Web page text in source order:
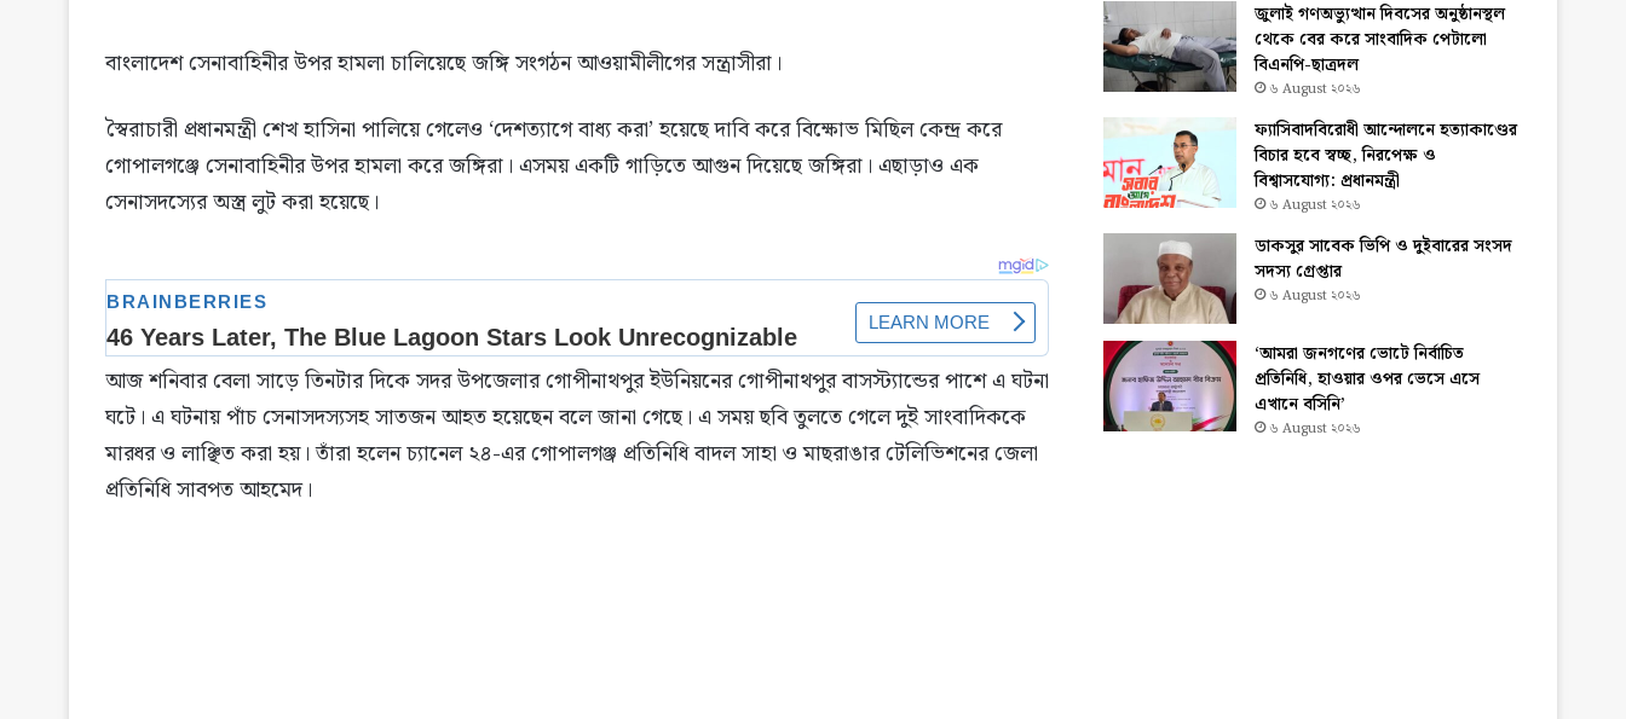
বাংলাদেশ সেনাবাহিনীর উপর হামলা চালিয়েছে জঙ্গি সংগঠন আওয়ামীলীগের সন্ত্রাসীরা।
স্বৈরাচারী প্রধানমন্ত্রী শেখ হাসিনা পালিয়ে গেলেও ‘দেশত্যাগে বাধ্য করা’ হয়েছে দাবি করে বিক্ষোভ মিছিল কেন্দ্র করে
গোপালগঞ্জে সেনাবাহিনীর উপর হামলা করে জঙ্গিরা। এসময় একটি গাড়িতে আগুন দিয়েছে জঙ্গিরা। এছাড়াও এক
সেনাসদস্যের অস্ত্র লুট করা হয়েছে।
আজ শনিবার বেলা সাড়ে তিনটার দিকে সদর উপজেলার গোপীনাথপুর ইউনিয়নের গোপীনাথপুর বাসস্ট্যান্ডের পাশে এ ঘটনা
ঘটে। এ ঘটনায় পাঁচ সেনাসদস্যসহ সাতজন আহত হয়েছেন বলে জানা গেছে। এ সময় ছবি তুলতে গেলে দুই সাংবাদিককে
মারধর ও লাঞ্ছিত করা হয়। তাঁরা হলেন চ্যানেল ২৪-এর গোপালগঞ্জ প্রতিনিধি বাদল সাহা ও মাছরাঙার টেলিভিশনের জেলা
প্রতিনিধি সাবপত আহমেদ।
জুলাই গণঅভ্যুত্থান দিবসের অনুষ্ঠানস্থল
থেকে বের করে সাংবাদিক পেটালো
বিএনপি-ছাত্রদল
৬ August ২০২৬
ফ্যাসিবাদবিরোধী আন্দোলনে হত্যাকাণ্ডের
বিচার হবে স্বচ্ছ, নিরপেক্ষ ও
বিশ্বাসযোগ্য: প্রধানমন্ত্রী
৬ August ২০২৬
ডাকসুর সাবেক ভিপি ও দুইবারের সংসদ
সদস্য গ্রেপ্তার
৬ August ২০২৬
‘আমরা জনগণের ভোটে নির্বাচিত
প্রতিনিধি, হাওয়ার ওপর ভেসে এসে
এখানে বসিনি’
৬ August ২০২৬